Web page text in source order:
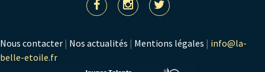
Nous contacter | Nos actualités | Mentions légales | info@la-
belle-etoile.fr